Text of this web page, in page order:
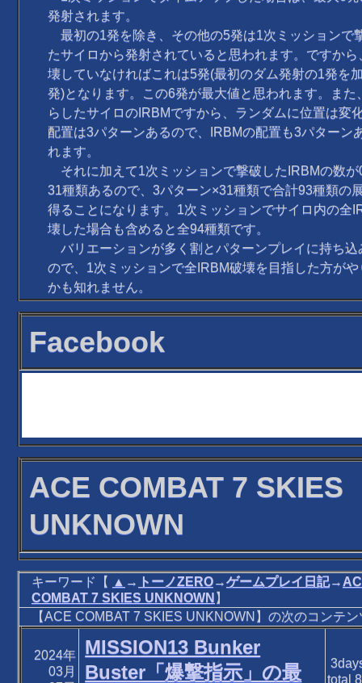
発射されます。
最初の1発を除き、その他の5発は1次ミッションで
たサイロから発射されていると思われます。ですから
壊していなければこれは5発(最初のダム発射の1発を
発)となります。この6発が最大値と思われます。また
らしたサイロのIRBMですから、ランダムに位置は変
配置は3パターンあるので、IRBMの配置も3パターン
れます。
それに加えて1次ミッションで撃破したIRBMの数が
31種類あるので、3パターン×31種類で合計93種類の
得ることになります。1次ミッションでサイロ内の全
壊した場合も含めると全94種類です。
バリエーションが多く割とパターンプレイに持ち込
ので、1次ミッションで全IRBM破壊を目指した方が
かも知れません。
Facebook
ACE COMBAT 7 SKIES
UNKNOWN
キーワード【 ▲ → トーノZERO→ゲームプレイ日記→
COMBAT 7 SKIES UNKNOWN 】
【ACE COMBAT 7 SKIES UNKNOWN】の次のコンテン
2024年
03月
MISSION13 Bunker
Buster「爆撃指示」の最
total